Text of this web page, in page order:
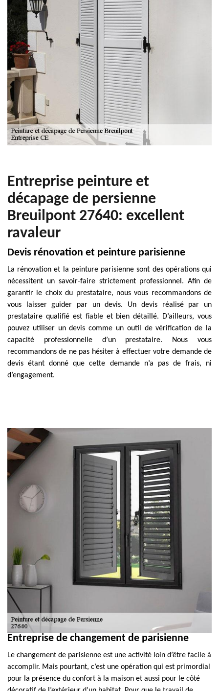
Entreprise peinture et
décapage de persienne
Breuilpont 27640: excellent
ravaleur
Devis rénovation et peinture parisienne
La rénovation et la peinture parisienne sont des opérations qui
nécessitent un savoir-faire strictement professionnel. Afin de
garantir le choix du prestataire, nous vous recommandons de
vous laisser guider par un devis. Un devis réalisé par un
prestataire qualifié est fiable et bien détaillé. D’ailleurs, vous
pouvez utiliser un devis comme un outil de vérification de la
capacité professionnelle d’un prestataire. Nous vous
recommandons de ne pas hésiter à effectuer votre demande de
devis étant donné que cette demande n’a pas de frais, ni
d’engagement.
Entreprise de changement de parisienne
Le changement de parisienne est une activité loin d’être facile à
accomplir. Mais pourtant, c’est une opération qui est primordial
pour la présence du confort à la maison et aussi pour le côté